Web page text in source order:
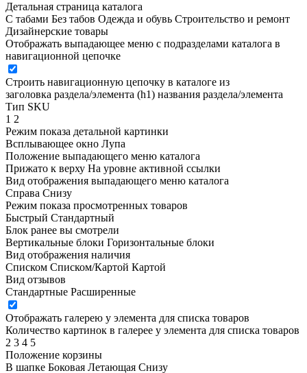
Детальная страница каталога
С табами Без табов Одежда и обувь Строительство и ремонт
Дизайнерские товары
Отображать выпадающее меню с подразделами каталога в
навигационной цепочке
Строить навигационную цепочку в каталоге из
заголовка раздела/элемента (h1) названия раздела/элемента
Тип SKU
1 2
Режим показа детальной картинки
Всплывающее окно Лупа
Положение выпадающего меню каталога
Прижато к верху На уровне активной ссылки
Вид отображения выпадающего меню каталога
Справа Снизу
Режим показа просмотренных товаров
Быстрый Стандартный
Блок ранее вы смотрели
Вертикальные блоки Горизонтальные блоки
Вид отображения наличия
Списком Списком/Картой Картой
Вид отзывов
Стандартные Расширенные
Отображать галерею у элемента для списка товаров
Количество картинок в галерее у элемента для списка товаров
2 3 4 5
Положение корзины
В шапке Боковая Летающая Снизу